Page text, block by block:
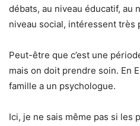
débats, au niveau éducatif, au
niveau social, intéressent très
Peut-être que c’est une
mais on doit prendre soin. En
famille a un psychologue.
Ici, je ne sais même pas si les